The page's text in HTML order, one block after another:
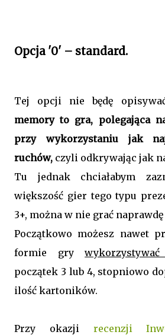
Opcja '0' – standard.
Tej opcji nie będę
memory to gra, polegająca
przy wykorzystaniu jak
ruchów, czyli odkrywając jak
Tu jednak chciałabym
większość gier tego typu
3+, można w nie grać
Początkowo możesz nawet
formie gry
początek 3 lub 4, stopniowo
ilość kartoników.
Przy okazji recenzji